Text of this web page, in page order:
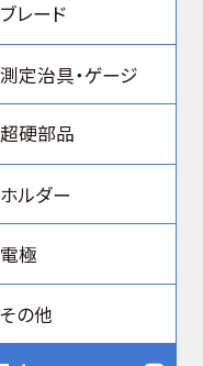
ブレード
測定治具・ゲージ
超硬部品
ホルダー
電極
その他